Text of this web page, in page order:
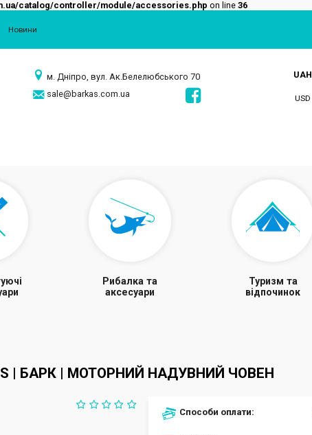
catalog/controller/module/accessories.php on line 36
Новини
м. Дніпро, вул. Ак.Белелюбського 70
sale@barkas.com.ua
UAH
USD
Рибалка та
аксесуари
Туризм та
відпочинок
| БАРК | МОТОРНИЙ НАДУВНИЙ ЧОВЕН
Способи оплати: